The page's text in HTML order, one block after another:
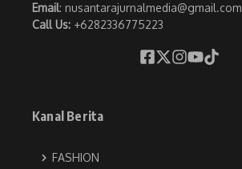
Email: nusantarajurnalmedia@gmail.com
Call Us: +6282336775223
Kanal Berita
FASHION